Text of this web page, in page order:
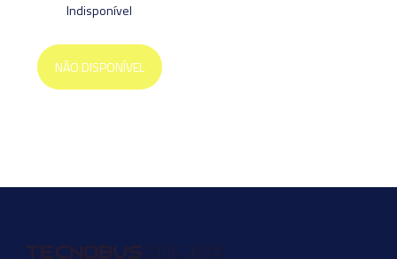
Indisponível
NÃO DISPONÍVEL